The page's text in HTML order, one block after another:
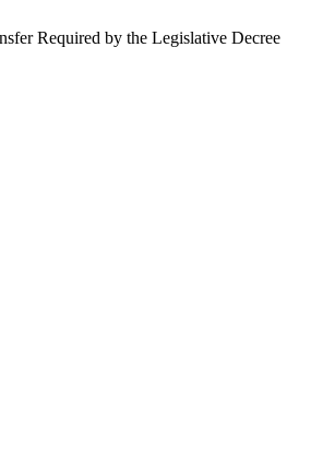
Required by the Legislative Decree